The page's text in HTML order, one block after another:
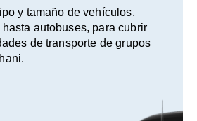
y tamaño de vehículos,
autobuses, para cubrir
de transporte de grupos